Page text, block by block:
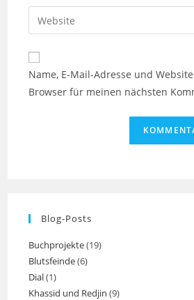
zum
Kommentieren
ein
E-
Mail-
zum
Kommentieren
ein
Gib
deine
Website-
URL
Name, E-Mail-Adresse und
Browser für meinen nächsten
Blog-Posts
Buchprojekte(19)
Blutsfeinde(6)
Dial(1)
Khassid und Redjin (9)